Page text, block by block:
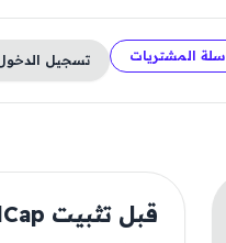
سلة المشتريات تسجيل
قبل تثبيت VidCap